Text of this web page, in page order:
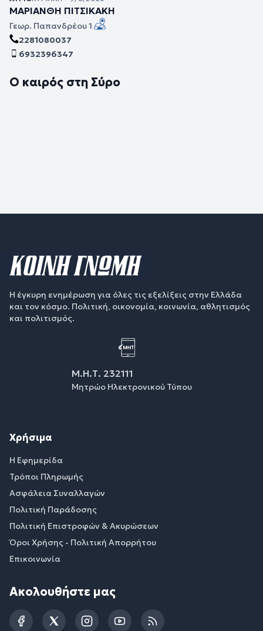
ΜΑΡΙΑΝΘΗ ΠΙΤΣΙΚΑΚΗ
Γεωρ. Παπανδρέου 1
2281080037
6932396347
Ο καιρός στη Σύρο
Η έγκυρη ενημέρωση για όλες τις εξελίξεις στην Ελλάδα
και τον κόσμο. Πολιτική, οικονομία, κοινωνία, αθλητισμός
και πολιτισμός.
Μ.Η.Τ. 232111
Μητρώο Ηλεκτρονικού Τύπου
Χρήσιμα
Η Εφημερίδα
Τρόποι Πληρωμής
Ασφάλεια Συναλλαγών
Πολιτική Παράδοσης
Πολιτική Επιστροφών & Ακυρώσεων
Όροι Χρήσης - Πολιτική Απορρήτου
Επικοινωνία
Ακολουθήστε μας
FacebookTwitterInstagramYouTubeRSS